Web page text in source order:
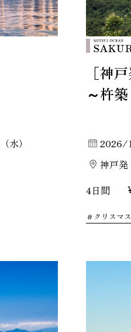
）
［神
～杵
2026/
神戸
4日間
クリスマス